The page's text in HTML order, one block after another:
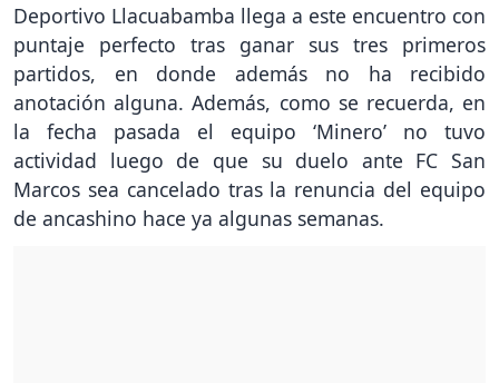
Deportivo Llacuabamba llega a este encuentro con
puntaje perfecto tras ganar sus tres primeros
partidos, en donde además no ha recibido
anotación alguna. Además, como se recuerda, en
la fecha pasada el equipo ‘Minero’ no tuvo
actividad luego de que su duelo ante FC San
Marcos sea cancelado tras la renuncia del equipo
de ancashino hace ya algunas semanas.